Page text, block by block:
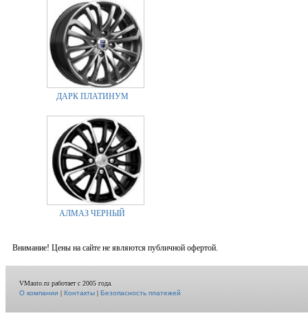
ДАРК ПЛАТИНУМ
АЛМАЗ ЧЕРНЫЙ
Внимание! Цены на сайте не являются публичной офертой.
VMauto.ru работает с 2005 года.
О компании|Контакты|Безопасность платежей